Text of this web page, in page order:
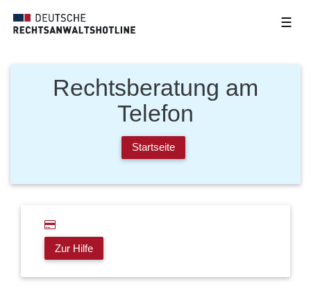
☰
Rechtsberatung am
Telefon
Startseite
Zur Hilfe